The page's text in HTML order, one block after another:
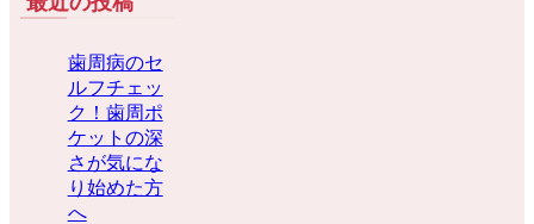
歯周病のセ
ルフチェッ
ク！歯周ポ
ケットの深
さが気にな
り始めた方
へ